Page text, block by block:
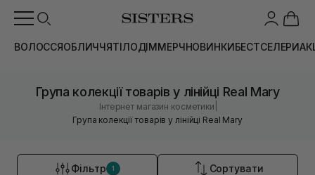
ВОЛОССЯОБЛИЧЧЯТІЛОДІММЕРЧНОВИНКИБЕСТСЕЛЕРИ
Група колекції товарів у лінійці Real Mary
Інтернет магазин косметики
Група колекції товарів у лінійці Real Mary
Фільтр 1 Сортувати